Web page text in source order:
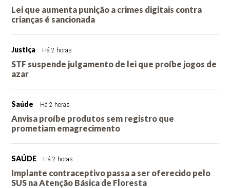
Lei que aumenta punição a crimes digitais contra
crianças é sancionada
Justiça Há 2 horas
STF suspende julgamento de lei que proíbe jogos de
azar
Saúde Há 2 horas
Anvisa proíbe produtos sem registro que
prometiam emagrecimento
SAÚDE Há 2 horas
Implante contraceptivo passa a ser oferecido pelo
SUS na Atenção Básica de Floresta